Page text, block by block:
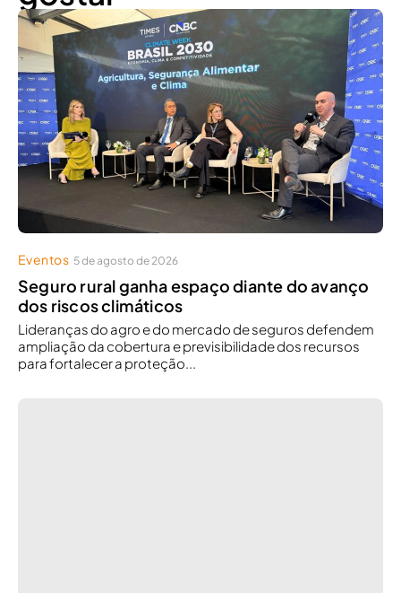
Eventos 5 de agosto de 2026
Seguro rural ganha espaço diante do avanço
dos riscos climáticos
Lideranças do agro e do mercado de seguros defendem
ampliação da cobertura e previsibilidade dos recursos
para fortalecer a proteção...